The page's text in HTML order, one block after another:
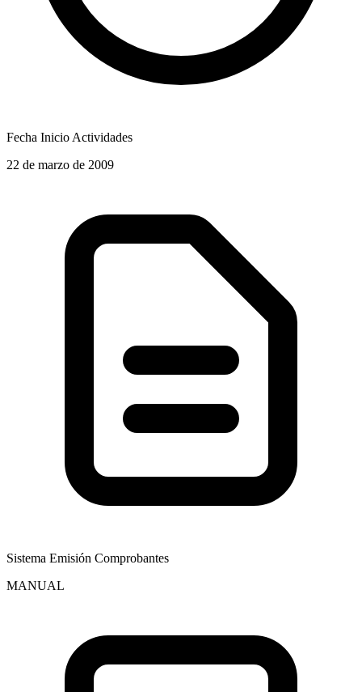
Fecha Inicio Actividades
22 de marzo de 2009
Sistema Emisión Comprobantes
MANUAL